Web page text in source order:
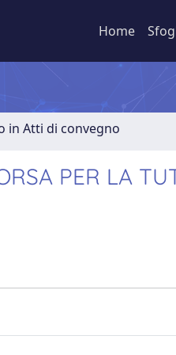
Home
in Atti di convegno
PER LA